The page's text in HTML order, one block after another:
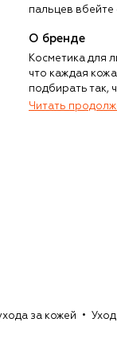
пальцев вбейте
О бренде
Косметика для
что каждая
подбирать так,
Solaire)
Читать
за кожей